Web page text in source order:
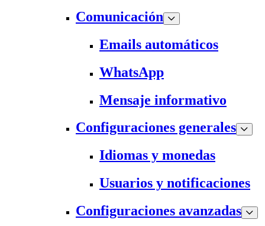
Comunicación
Emails automáticos
WhatsApp
Mensaje informativo
Configuraciones generales
Idiomas y monedas
Usuarios y notificaciones
Configuraciones avanzadas